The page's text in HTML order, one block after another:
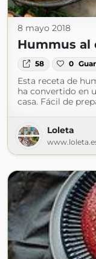
8 mayo 2018
Hummus al
58 0
Esta receta de
ha convertido en
casa. Fácil de
Loleta